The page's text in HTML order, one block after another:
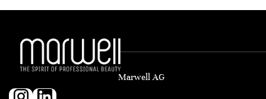
Marwell AG